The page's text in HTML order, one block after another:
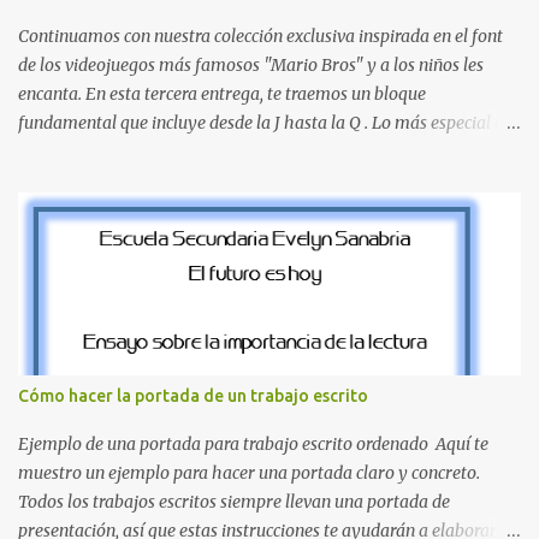
personas. Para quienes visitan la institución por primera vez,
encontrar la biblioteca, la dirección o un aula específica puede
resultar c...
Continuamos con nuestra colección exclusiva inspirada en el font
de los videojuegos más famosos "Mario Bros" y a los niños les
encanta. En esta tercera entrega, te traemos un bloque
fundamental que incluye desde la J hasta la Q . Lo más especial de
desde la J hasta la Q ¿Qué incluye este bloque de letras? En esta
sección de evecrea.com , encontrarás imágenes individuales en alta
resolución de las siguientes letras: Letras vibrantes : La J y la M en
la Q en amarillo brillante, junto con la N y la P en un verde
inspirado en los niveles de los juegos. Formas icónicas : No te
pierdas la letra O , diseñada con ese estilo geométrico tan carac...
Cómo hacer la portada de un trabajo escrito
Ejemplo de una portada para trabajo escrito ordenado Aquí te
muestro un ejemplo para hacer una portada claro y concreto.
Todos los trabajos escritos siempre llevan una portada de
presentación, así que estas instrucciones te ayudarán a elaborar